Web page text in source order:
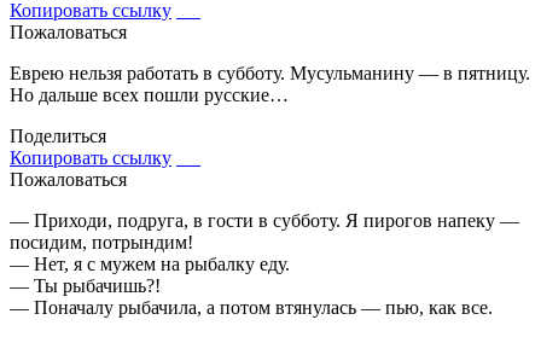
Копировать ссылку
Пожаловаться
Еврею нельзя работать в субботу. Мусульманину — в пятницу.
Но дальше всех пошли русские…
Поделиться
Копировать ссылку
Пожаловаться
— Приходи, подруга, в гости в субботу. Я пирогов напеку —
посидим, потрындим!
— Нет, я с мужем на рыбалку еду.
— Ты рыбачишь?!
— Поначалу рыбачила, а потом втянулась — пью, как все.